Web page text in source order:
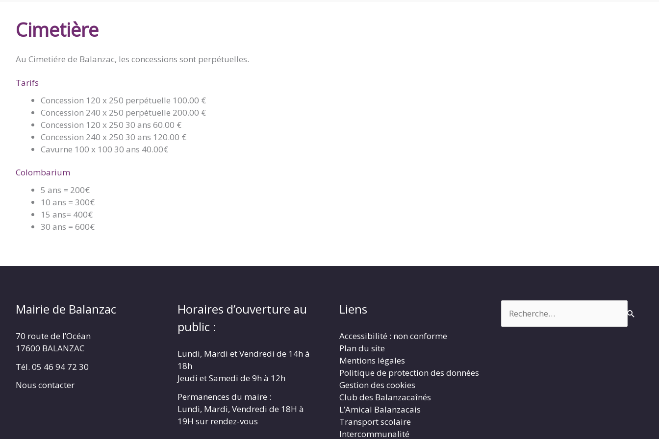
Cimetière
Au Cimetiére de Balanzac, les concessions sont perpétuelles.
Tarifs
Concession 120 x 250 perpétuelle 100.00 €
Concession 240 x 250 perpétuelle 200.00 €
Concession 120 x 250 30 ans 60.00 €
Concession 240 x 250 30 ans 120.00 €
Cavurne 100 x 100 30 ans 40.00€
Colombarium
5 ans = 200€
10 ans = 300€
15 ans= 400€
30 ans = 600€
Mairie de Balanzac
70 route de l’Océan
17600 BALANZAC
Tél. 05 46 94 72 30
Nous contacter
Horaires d’ouverture au
public :
Lundi, Mardi et Vendredi de 14h à
18h
Jeudi et Samedi de 9h à 12h
Permanences du maire :
Lundi, Mardi, Vendredi de 18H à
19H sur rendez-vous
Liens
Accessibilité : non conforme
Plan du site
Mentions légales
Politique de protection des données
Gestion des cookies
Club des Balanzacaînés
L’Amical Balanzacais
Transport scolaire
Intercommunalité